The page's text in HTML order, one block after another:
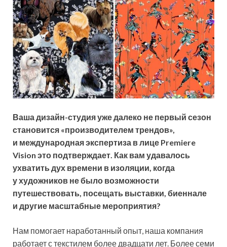
Вашадизайн-студияуже далеко не первый сезон
становится «производителем трендов»,
и международная экспертиза в лице Premiere
Vision это подтверждает. Как вам удавалось
ухватить дух времени в изоляции, когда
у художников не было возможности
путешествовать, посещать выставки, биеннале
и другие масштабные мероприятия?
Нам помогает наработанный опыт, наша компания
работает с текстилем более двадцати лет. Более семи